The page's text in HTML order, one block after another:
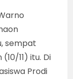
sempat
11) itu. Di
Prodi